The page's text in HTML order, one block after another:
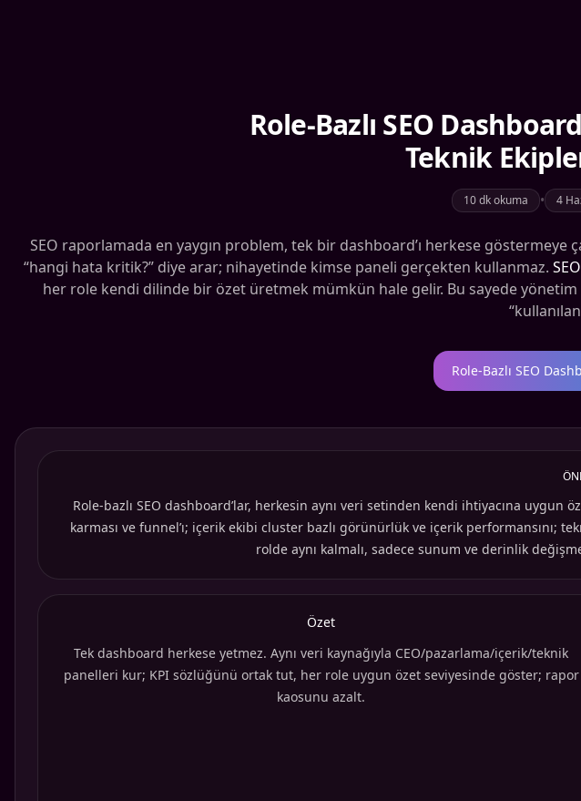
Role-Bazlı SEO
Teknik
10 dk okuma • 4
SEO raporlamada en yaygın problem, tek bir dashboard’ı herkese göstermeye
“hangi hata kritik?” diye arar; nihayetinde kimse paneli gerçekten kullanmaz.
her role kendi dilinde bir özet üretmek mümkün hale gelir. Bu sayede yönetim
Role-Bazlı SEO
Role-bazlı SEO dashboard’lar, herkesin aynı veri setinden kendi ihtiyacına
karması ve funnel’ı; içerik ekibi cluster bazlı görünürlük ve içerik performansını;
rolde aynı kalmalı, sadece sunum ve derinlik
Özet
Tek dashboard herkese yetmez. Aynı veri kaynağıyla CEO/pazarlama/içerik/teknik
panelleri kur; KPI sözlüğünü ortak tut, her role uygun özet seviyesinde göster; rapor
kaosunu azalt.